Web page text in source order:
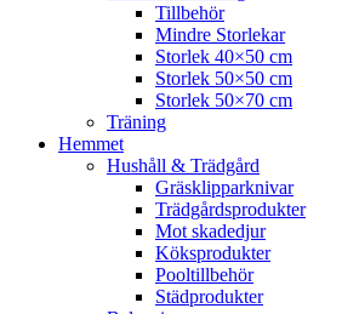
Tillbehör
Mindre Storlekar
Storlek 40×50 cm
Storlek 50×50 cm
Storlek 50×70 cm
Träning
Hemmet
Hushåll & Trädgård
Gräsklipparknivar
Trädgårdsprodukter
Mot skadedjur
Köksprodukter
Pooltillbehör
Städprodukter